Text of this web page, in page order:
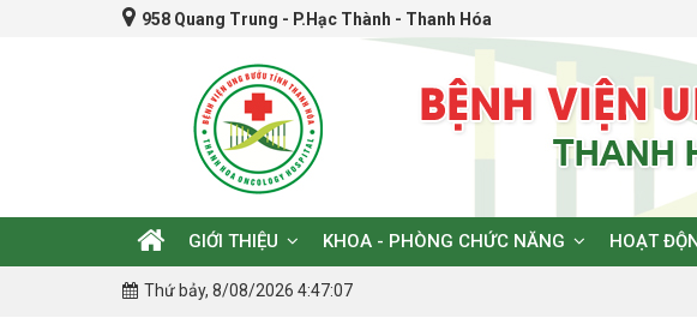
958 Quang Trung - P.Hạc Thành - Thanh Hóa
GIỚI THIỆU KHOA - PHÒNG CHỨC NĂNG HOẠT
Thứ bảy, 8/08/2026 4:47:07